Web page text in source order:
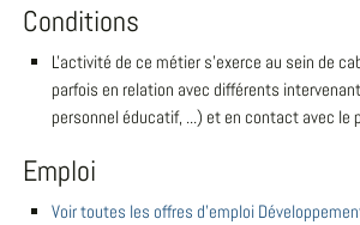
Conditions
L'activité de ce métier s'exerce au sein de
parfois en relation avec différents
personnel éducatif, ...) et en contact avec le
Emploi
Voir toutes les offres d'emploi